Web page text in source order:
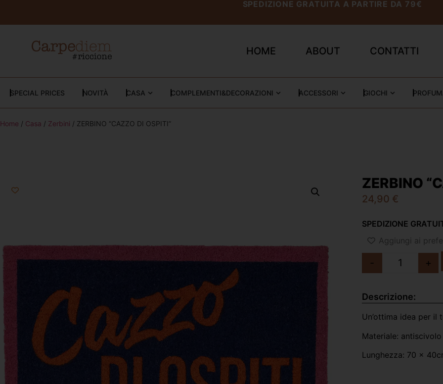
SPEDIZIONE GRATUITA A PARTIRE DA 79€
HOME ABOUT CONTATTI
SPECIAL PRICES NOVITÀ CASA COMPLEMENTI&DECORAZIONI ACCESSORI GIOCHI
Home / Casa / Zerbini / ZERBINO “CAZZO DI OSPITI”
ZERBINO
24,90 €
SPEDIZIONE
Aggiungi ai
- +
Descrizione:
Un’ottima idea per il
Materiale: antiscivolo
Lunghezza: 70 x